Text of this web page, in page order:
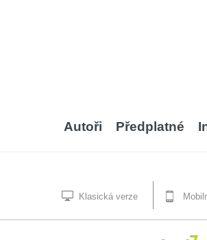
Autoři Předplatné
Klasická verze